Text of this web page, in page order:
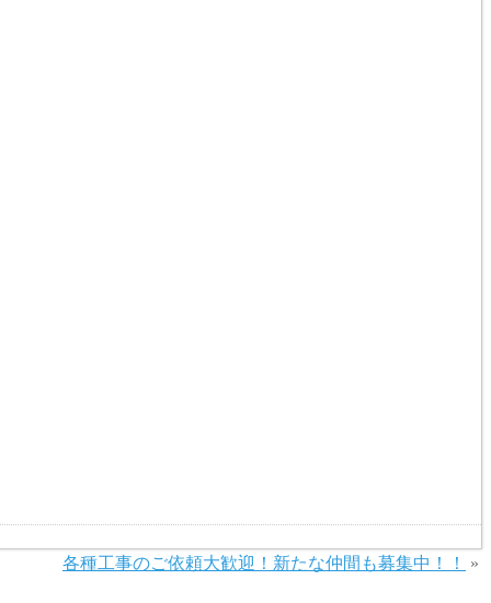
各種工事のご依頼大歓迎！新たな仲間も募集中！！ »